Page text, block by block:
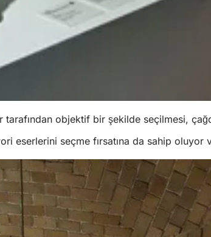
objektif bir şekilde seçilmesi,
eserlerini seçme fırsatına da sahip